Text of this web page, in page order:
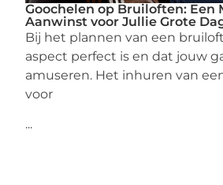
Goochelen op Bruiloften: Een
Aanwinst voor Jullie Grote
Bij het plannen van een
aspect perfect is en dat jouw
amuseren. Het inhuren van
voor
...